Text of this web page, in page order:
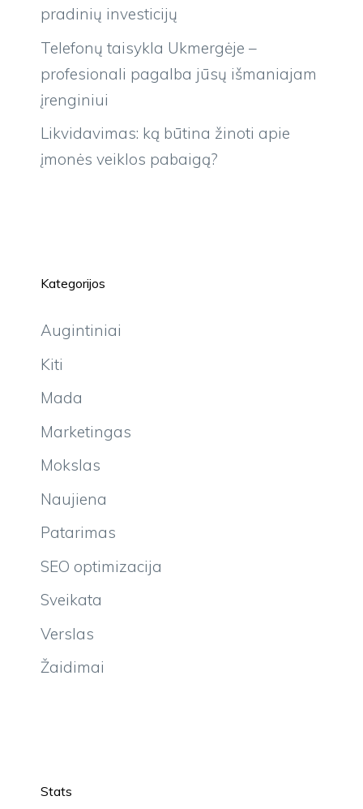
pradinių investicijų
Telefonų taisykla Ukmergėje –
profesionali pagalba jūsų išmaniajam
įrenginiui
Likvidavimas: ką būtina žinoti apie
įmonės veiklos pabaigą?
Kategorijos
Augintiniai
Kiti
Mada
Marketingas
Mokslas
Naujiena
Patarimas
SEO optimizacija
Sveikata
Verslas
Žaidimai
Stats